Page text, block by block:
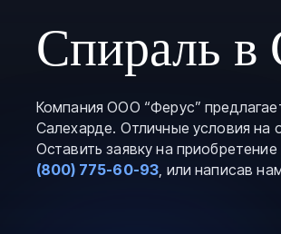
Спираль в
Компания ООО “Ферус”
Салехарде. Отличные условия на
Оставить заявку на
(800) 775-60-93, или написав